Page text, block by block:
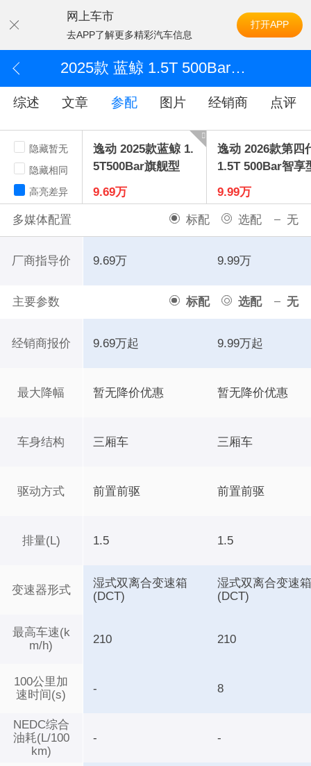
网上车市
去APP了解更多精彩汽车信息
打开APP
2025款 蓝鲸 1.5T 500Bar旗舰型
综述 文章 参配 图片 经销商 点评
隐藏暂无
隐藏相同
高亮差异
逸动 2025款蓝鲸 1.
5T500Bar旗舰型
9.69万
逸动 2026款第四
1.5T 500Bar智享
9.99万
多媒体配置 标配 选配 无
厂商指导价
主要参数 标配 选配 无
经销商报价
最大降幅
车身结构
驱动方式
排量(L)
变速器形式
最高车速(k
m/h)
100公里加
速时间(s)
NEDC综合
油耗(L/100
km)
9.69万 9.99万
9.69万起 9.99万起
暂无降价优惠 暂无降价优惠
三厢车 三厢车
前置前驱 前置前驱
1.5 1.5
湿式双离合变速箱
(DCT)
湿式双离合变速
(DCT)
210 210
- 8
- -